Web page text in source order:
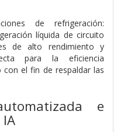
de refrigeración:
líquida de circuito
de alto rendimiento y
para la eficiencia
el fin de respaldar las
e